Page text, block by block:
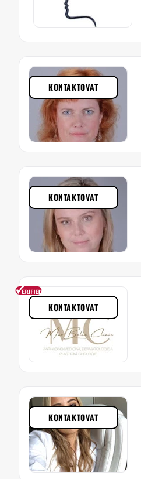
KONTAKTOVAT
KONTAKTOVAT
KONTAKTOVAT
KONTAKTOVAT